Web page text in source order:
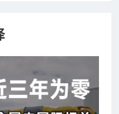
7分钟前